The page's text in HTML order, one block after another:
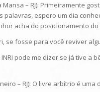
Mansa – RJ): Primeiramente
palavras, espero um dia
acha do posicionamento
se fosse para você reviver
INRI pode me dizer se já tive
– RJ): O livre arbítrio é